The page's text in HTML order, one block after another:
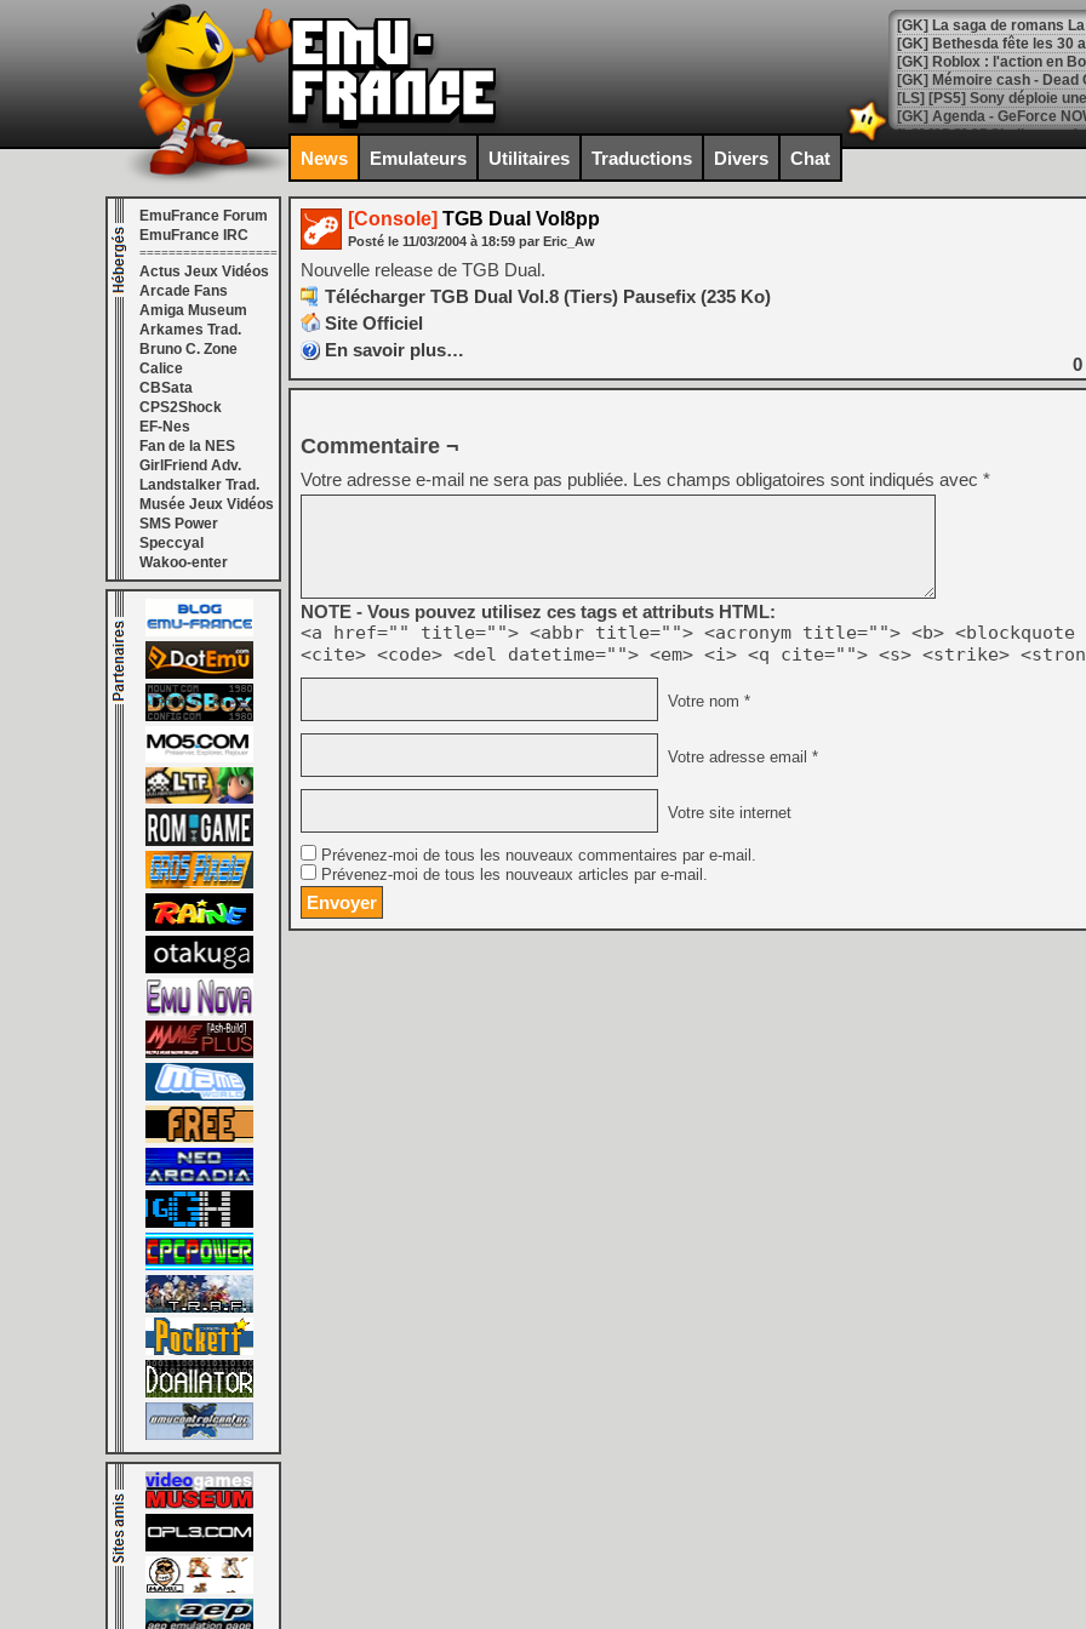
[GK] Bethesda fête les 30
[GK] Roblox : l'action en
[GK] Agenda - GeForce
[GK] Devolver Digital en a
[LS] [PS5] ps5-y2jb-
[GK] Pourquoi Marvel
[GK] Test : Restory : Chill
[GK] GTA 6 : Rockstar
[GK] Hot Wheels Infinite
[GK] Mémoire cash -
[GK] Résultats Nintendo :
[GK] Déjà des
[GK] Minecraft et ses «
[GK] Beast of
[GK] Ubisoft : fin de partie
[GK] Mémoire cash -
[GK] Dan Houser (GTA)
[GK] Comment EA Sports
[GK] Crimson Moon : un
[GK] Isle of Reveries : le
[GK] Moonlighter 2 : The
[GK] Capcom relance
[GK] Le beat'em up The
[GK] Endless Legend 2 :
[LS] [PS5] Le WebKit
[GK] Oubliez Crazy Taxi,
[LS] [Switch] NSZ 5.0.0
News Emulateurs Utilitaires Traductions Divers Chat
EmuFrance Forum
EmuFrance IRC
===================
Actus Jeux Vidéos
Arcade Fans
Amiga Museum
Arkames Trad.
Bruno C. Zone
Calice
CBSata
CPS2Shock
EF-Nes
Fan de la NES
GirlFriend Adv.
Landstalker Trad.
Musée Jeux Vidéos
SMS Power
Speccyal
Wakoo-enter
[Console] TGB Dual Vol8pp
Posté le 11/03/2004 à 18:59 par Eric_Aw
Nouvelle release de TGB Dual.
Télécharger TGB Dual Vol.8 (Tiers) Pausefix (235 Ko)
Site Officiel
En savoir plus…
0
Commentaire ¬
Votre adresse e-mail ne sera pas publiée. Les champs obligatoires sont indiqués avec *
NOTE - Vous pouvez utilisez ces tags et attributs HTML:
<a href="" title=""> <abbr title=""> <acronym title=""> <b> <blockquote
<cite> <code> <del datetime=""> <em> <i> <q cite=""> <s> <strike>
Votre nom *
Votre adresse email *
Votre site internet
Prévenez-moi de tous les nouveaux commentaires par e-mail.
Prévenez-moi de tous les nouveaux articles par e-mail.